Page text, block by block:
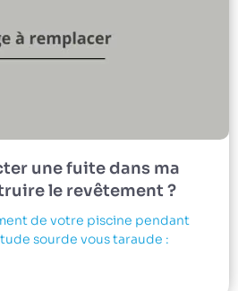
une fuite dans ma
le revêtement ?
de votre piscine pendant
sourde vous taraude :